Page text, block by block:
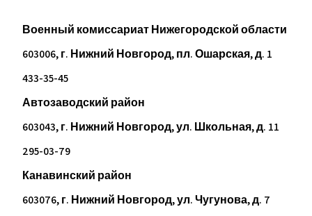
Военный комиссариат Нижегородской области
603006, г. Нижний Новгород, пл. Ошарская, д. 1
433-35-45
Автозаводский район
603043, г. Нижний Новгород, ул. Школьная, д. 11
295-03-79
Канавинский район
603076, г. Нижний Новгород, ул. Чугунова, д. 7